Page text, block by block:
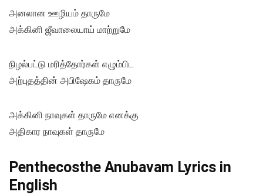
அனலான ஊழியம் தாருமே
அக்கினி ஜீவாலையாய் மாற்றுமே
நிழல்பட்டு மரித்தோர்கள் எழும்பிட
அற்புதத்தின் அபிஷேகம் தாருமே
அக்கினி நாவுகள் தாருமே எனக்கு
அதிகார நாவுகள் தாருமே
Penthecosthe Anubavam Lyrics in
English